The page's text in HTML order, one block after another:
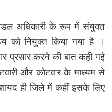
अधिकारी के रूप में संयुक्त
को नियुक्त किया गया है ।
प्रसार करने की बात कही गई
और कोटवार के माध्यम से
ही जिले में कहीं इसके लिए